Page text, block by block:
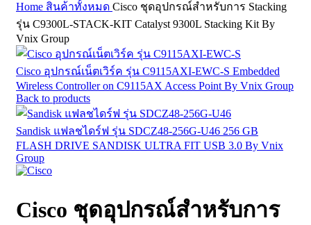
Home สินค้าทั้งหมด Cisco ชุดอุปกรณ์สำหรับการ Stacking
รุ่น C9300L-STACK-KIT Catalyst 9300L Stacking Kit By
Vnix Group
Cisco อุปกรณ์เน็ตเวิร์ค รุ่น C9115AXI-EWC-S Embedded
Wireless Controller on C9115AX Access Point By Vnix Group
Back to products
Sandisk แฟลชไดร์ฟ รุ่น SDCZ48-256G-U46 256 GB
FLASH DRIVE SANDISK ULTRA FIT USB 3.0 By Vnix
Group
Cisco ชุดอุปกรณ์สำหรับการ